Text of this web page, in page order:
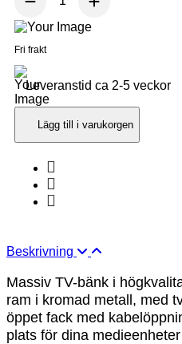
Fri frakt
Leveranstid ca 2-5 veckor
Lägg till i varukorgen
Beskrivning
Massiv TV-bänk i
ram i kromad metall, med
öppet fack med
plats för dina